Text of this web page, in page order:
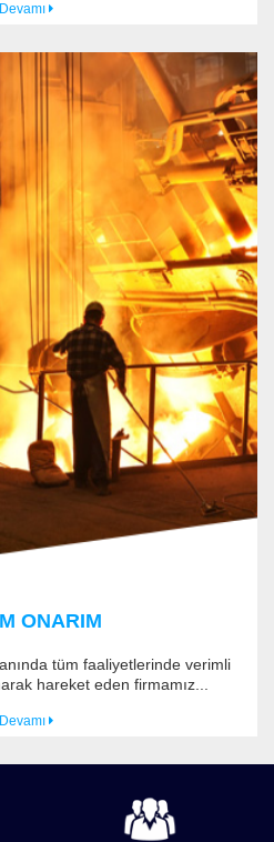
Devamı
ONARIM
tüm faaliyetlerinde verimli
hareket eden firmamız...
Devamı